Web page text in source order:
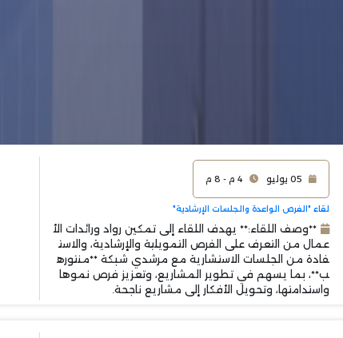
4 م - 8 م
لقاء "الفرص الواعدة والجلسات الإرشادية"
**وصف اللقاء:** يهدف اللقاء إلى تمكين رواد ورائدات الأ
عمال من التعرف على الفرص التمويلية والإرشادية، والاست
فادة من الجلسات الاستشارية مع مرشدي شبكة **منتوره
ب**، بما يسهم في تطوير المشاريع، وتعزيز فرص نموها
واستدامتها، وتحويل الأفكار إلى مشاريع ناجحة.